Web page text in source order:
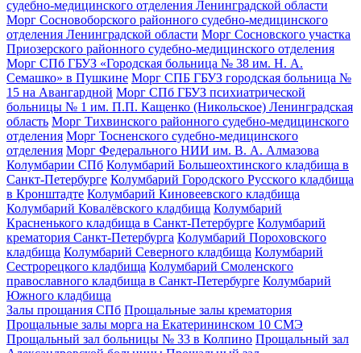
судебно-медицинского отделения Ленинградской области
Морг Сосновоборского районного судебно-медицинского
отделения Ленинградской области Морг Сосновского участка
Приозерского районного судебно-медицинского отделения
Морг СПб ГБУЗ «Городская больница № 38 им. Н. А.
Семашко» в Пушкине Морг СПБ ГБУЗ городская больница №
15 на Авангардной Морг СПб ГБУЗ психиатрической
больницы № 1 им. П.П. Кащенко (Никольское) Ленинградская
область Морг Тихвинского районного судебно-медицинского
отделения Морг Тосненского судебно-медицинского
отделения Морг Федерального НИИ им. В. А. Алмазова
Колумбарии СПб Колумбарий Большеохтинского кладбища в
Санкт-Петербурге Колумбарий Городского Русского кладбища
в Кронштадте Колумбарий Киновеевского кладбища
Колумбарий Ковалёвского кладбища Колумбарий
Красненького кладбища в Санкт-Петербурге Колумбарий
крематория Cанкт-Петербурга Колумбарий Пороховского
кладбища Колумбарий Северного кладбища Колумбарий
Сестрорецкого кладбища Колумбарий Смоленского
православного кладбища в Санкт-Петербурге Колумбарий
Южного кладбища
Залы прощания СПб Прощальные залы крематория
Прощальные залы морга на Екатерининском 10 СМЭ
Прощальный зал больницы № 33 в Колпино Прощальный зал